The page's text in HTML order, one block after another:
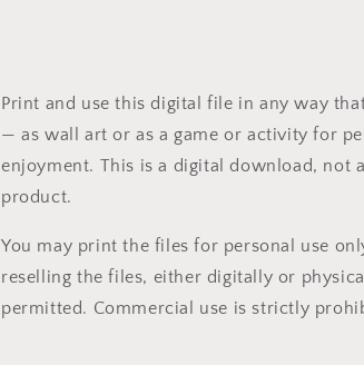
Print and use this digital file in any way
— as wall art or as a game or activity for
enjoyment. This is a digital download, not
product.
You may print the files for personal use
reselling the files, either digitally or
permitted. Commercial use is strictly